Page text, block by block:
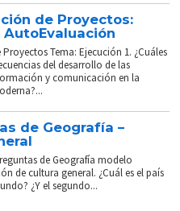
de Proyectos:
AutoEvaluación
Tema: Ejecución 1. ¿Cuáles
del desarrollo de las
y comunicación en la
de Geografía –
de Geografía modelo
de cultura general. ¿Cuál es el país
¿Y el segundo...